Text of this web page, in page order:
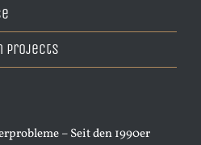
Projects
– Seit den 1990er